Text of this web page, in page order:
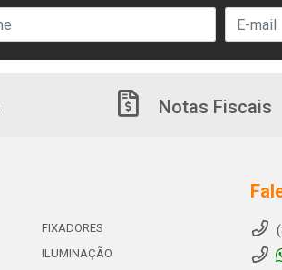
Notas Fiscais
FIXADORES
ILUMINAÇÃO